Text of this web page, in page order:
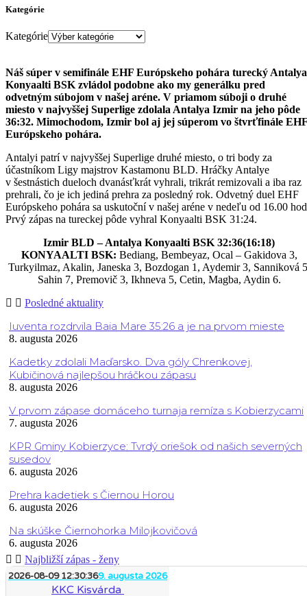
Kategórie
Kategórie
Náš súper v semifinále EHF Európskeho pohára turecký Antalya
Konyaalti BSK zvládol podobne ako my generálku pred
odvetným súbojom v našej aréne. V priamom súboji o druhé
miesto v najvyššej Superlige zdolala Antalya Izmir na jeho pôde
36:32. Mimochodom, Izmir bol aj jej súperom vo štvrťfinále EHF
Európskeho pohára.
Antalyi patrí v najvyššej Superlige druhé miesto, o tri body za
účastníkom Ligy majstrov Kastamonu BLD. Hráčky Antalye
v šestnástich dueloch dvanásťkrát vyhrali, trikrát remizovali a iba raz
prehrali, čo je ich jediná prehra za posledný rok. Odvetný duel EHF
Európskeho pohára sa uskutoční v našej aréne v nedeľu od 16.00
Prvý zápas na tureckej pôde vyhral Konyaalti BSK 31:24.
Izmir BLD – Antalya Konyaalti BSK 32:36(16:18)
KONYAALTI BSK: Bediang, Bembeyaz, Ocal – Gakidova 3,
Turkyilmaz, Akalin, Janeska 3, Bozdogan 1, Aydemir 3, Sanniková
Sahin 7, Premovič 3, Ikhneva 5, Cetin, Magba, Aydin 6.
Posledné aktuality
Iuventa rozdrvila Baia Mare 35:26 a je na prvom mieste
8. augusta 2026
Kadetky zdolali Maďarsko. Dva góly Chrenkovej,
Kubičinová najlepšou hráčkou zápasu
8. augusta 2026
V prvom zápase domáceho turnaja remíza s Kobierzycami
7. augusta 2026
KPR Gminy Kobierzyce: Tvrdý oriešok od našich severných
susedov
6. augusta 2026
Prehra kadetiek s Čiernou Horou
6. augusta 2026
Na skúške Čiernohorka Milojkovičová
6. augusta 2026
Najbližší zápas - ženy
2026-08-09 12:30:369. augusta 2026
KKC Kisvárda